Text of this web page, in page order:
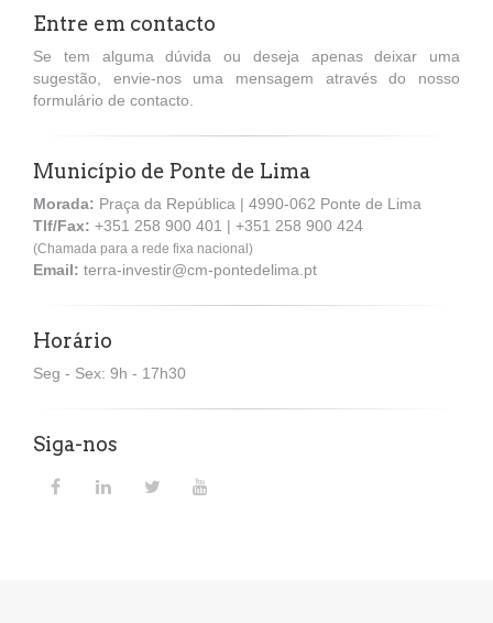
Entre em contacto
Se tem alguma dúvida ou deseja apenas deixar uma
sugestão, envie-nos uma mensagem através do nosso
formulário de contacto.
Município de Ponte de Lima
Morada: Praça da República | 4990-062 Ponte de Lima
Tlf/Fax: +351 258 900 401 | +351 258 900 424
(Chamada para a rede fixa nacional)
Email: terra-investir@cm-pontedelima.pt
Horário
Seg - Sex: 9h - 17h30
Siga-nos